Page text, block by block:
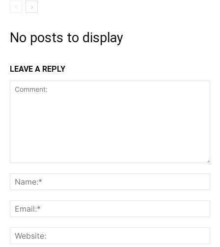
No posts to display
LEAVE A REPLY